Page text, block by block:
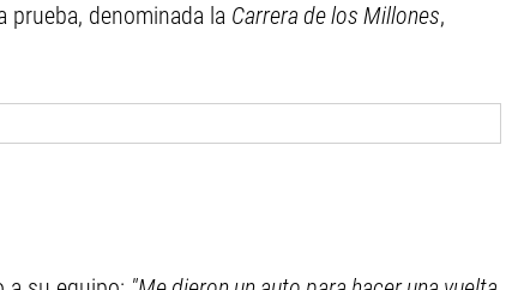
prueba, denominada la Carrera de los Millones,